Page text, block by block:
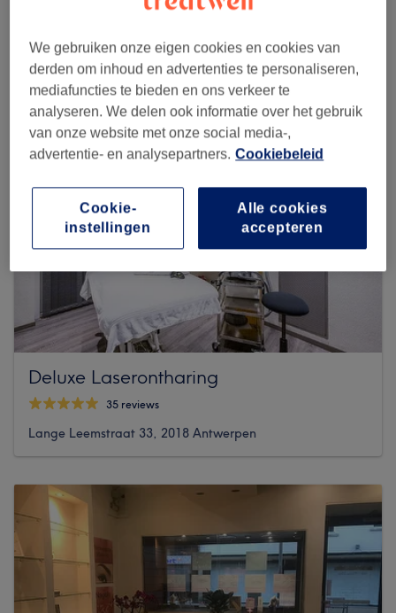
Zoek meer salons
Deluxe Laserontharing
35 reviews
Lange Leemstraat 33, 2018 Antwerpen
We gebruiken onze eigen cookies en cookies van
derden om inhoud en advertenties te personaliseren,
mediafuncties te bieden en ons verkeer te
analyseren. We delen ook informatie over het gebruik
van onze website met onze social media-,
advertentie- en analysepartners. Cookiebeleid
Alle cookies
accepteren
Cookie-
instellingen